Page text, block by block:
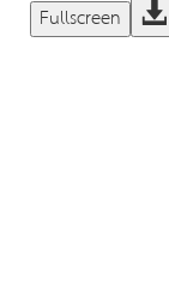
Fullscreen